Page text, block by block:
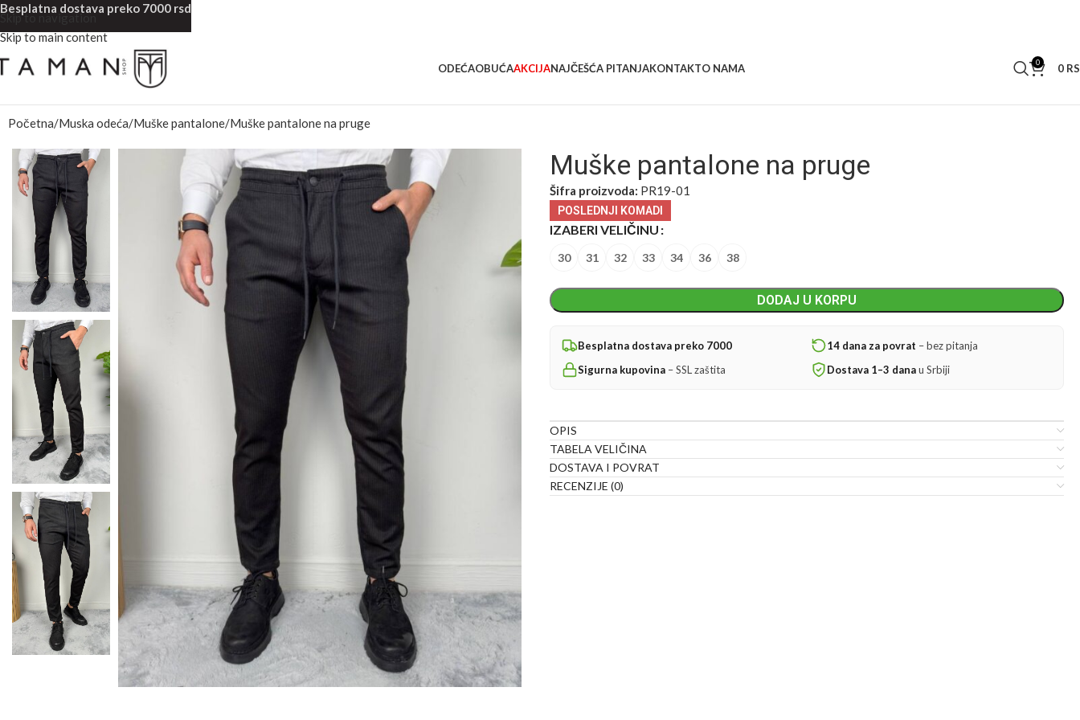
Skip to navigation
Skip to main content
ODEĆAOBUĆAAKCIJANAJČEŠĆA PITANJAKONTAKTO NAMA 0 0
Početna Muska odeća Muške pantalone Muške pantalone na pruge
Muške pantalone na pruge
Šifra proizvoda: PR19-01
POSLEDNJI KOMADI
IZABERI VELIČINU
30 31 32 33 34 36 38
DODAJ U KORPU
Besplatna dostava preko 7000 14 dana za povrat – bez pitanja
Sigurna kupovina – SSL zaštita Dostava 1–3 danau Srbiji
OPIS
TABELA VELIČINA
DOSTAVA I POVRAT
RECENZIJE (0)
Besplatna dostava preko 7000 rsd